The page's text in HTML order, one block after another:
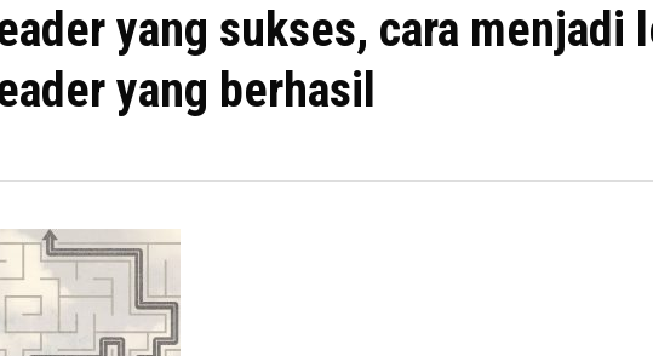
yang sukses, cara menjadi
yang berhasil